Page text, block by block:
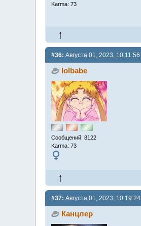
Karma: 73
#36: Августа 01, 2023, 10:11:56
lolbabe
Сообщений: 8122
Karma: 73
#37: Августа 01, 2023, 10:19:24
Канцлер